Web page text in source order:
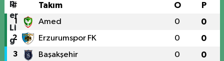
# Takım O P
1 Amed 0 0
2 Erzurumspor FK 0 0
3 Başakşehir 0 0